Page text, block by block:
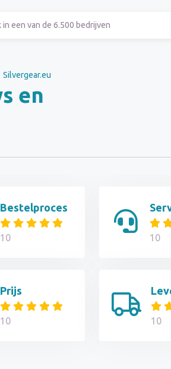
Silvergear.eu
en
Bestelproces
10
Prijs
10
10
10